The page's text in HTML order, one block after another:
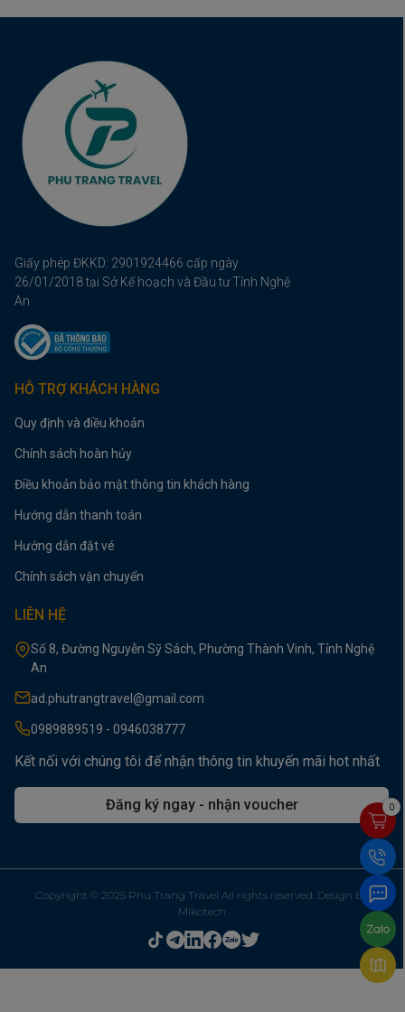
Giấy phép ĐKKD: 2901924466 cấp ngày
26/01/2018 tại Sở Kế hoạch và Đầu tư Tỉnh Nghệ
An
HỖ TRỢ KHÁCH HÀNG
Quy định và điều khoản
Chính sách hoàn hủy
Điều khoản bảo mật thông tin khách hàng
Hướng dẫn thanh toán
Hướng dẫn đặt vé
Chính sách vận chuyển
LIÊN HỆ
Số 8, Đường Nguyễn Sỹ Sách, Phường Thành Vinh, Tỉnh Nghệ
An
ad.phutrangtravel@gmail.com
0989889519 - 0946038777
Kết nối với chúng tôi để nhận thông tin khuyến mãi hot nhất
Đăng ký ngay - nhận voucher
Copyright © 2025 Phu Trang Travel All rights reserved. Design by
Mikotech
0